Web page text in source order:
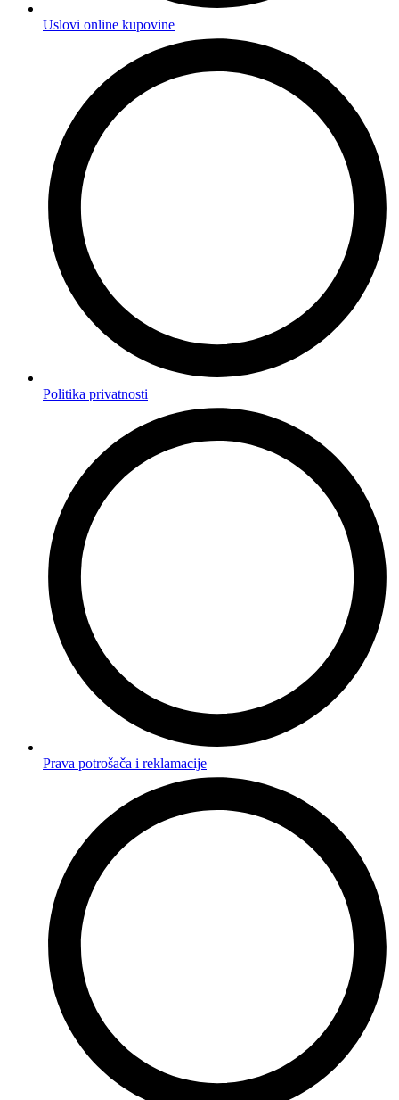
Uslovi online kupovine
Politika privatnosti
Prava potrošača i reklamacije